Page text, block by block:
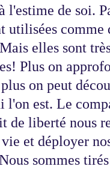
l'estime de soi.
utilisées comme
elles sont
Plus on
on peut
l'on est. Le
de liberté nous
et déployer
sommes